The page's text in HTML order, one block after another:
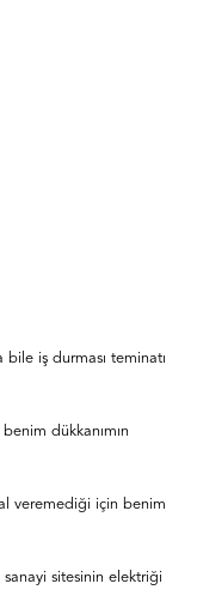
bile iş durması teminatı
dükkanımın
veremediği için benim
sitesinin elektriği